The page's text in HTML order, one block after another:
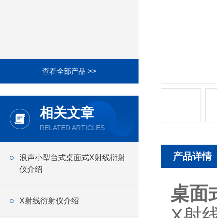
查看全部产品 >>
相关文章
RELATED ARTICLES
浪声小型台式桌面式X射线衍射
仪介绍
X射线衍射仪介绍
产品详情
桌面